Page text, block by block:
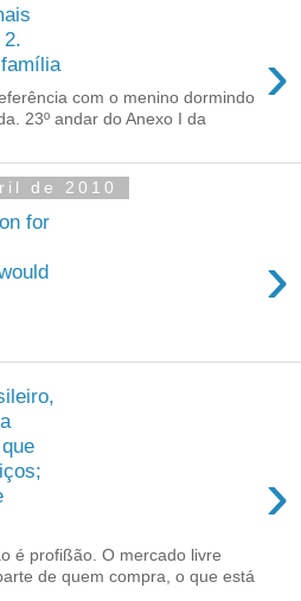
›
com o menino dormindo
23º andar do Anexo I da
de 2010
for
›
›
é profißão. O mercado livre
de quem compra, o que está